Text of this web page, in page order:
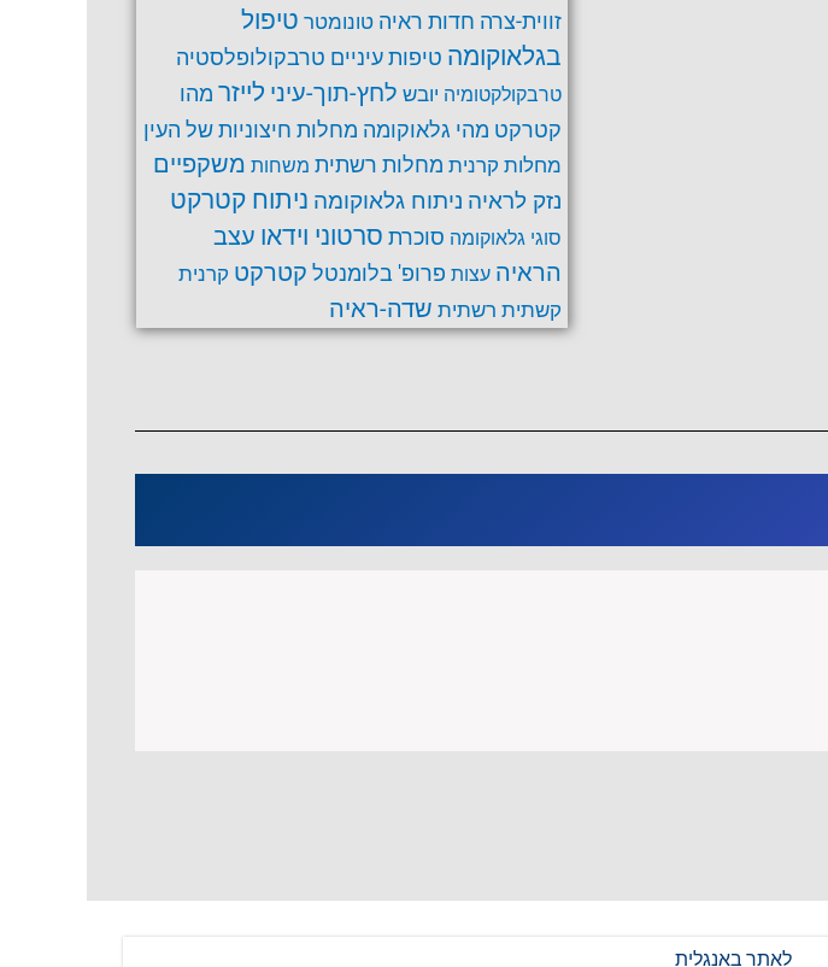
זווית-צרה חדות ראיה טונומטר טיפול
בגלאוקומה טיפות עיניים טרבקולופלסטיה
טרבקולקטומיה יובש לחץ-תוך-עיני לייזר מהו
קטרקט מהי גלאוקומה מחלות חיצוניות של העין
מחלות קרנית מחלות רשתית משחות משקפיים
נזק לראיה ניתוח גלאוקומה ניתוח קטרקט
סוגי גלאוקומה סוכרת סרטוני וידאו עצב
הראיה עצות פרופ' בלומנטל קטרקט קרנית
קשתית רשתית שדה-ראיה
לאתר באנגלית